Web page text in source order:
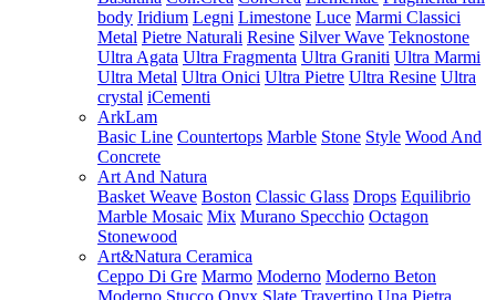
body Iridium Legni Limestone Luce Marmi Classici
Metal Pietre Naturali Resine Silver Wave Teknostone
Ultra Agata Ultra Fragmenta Ultra Graniti Ultra Marmi
Ultra Metal Ultra Onici Ultra Pietre Ultra Resine Ultra
crystal iCementi
ArkLam
Basic Line Countertops Marble Stone Style Wood And
Concrete
Art And Natura
Basket Weave Boston Classic Glass Drops Equilibrio
Marble Mosaic Mix Murano Specchio Octagon
Stonewood
Art&Natura Ceramica
Ceppo Di Gre Marmo Moderno Moderno Beton